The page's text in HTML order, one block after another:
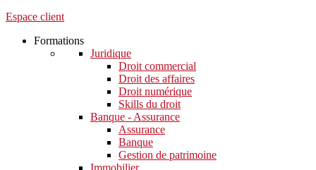
Espace client
Formations
Juridique
Droit commercial
Droit des affaires
Droit numérique
Skills du droit
Banque - Assurance
Assurance
Banque
Gestion de patrimoine
Immobilier